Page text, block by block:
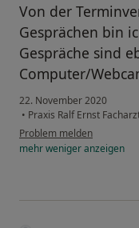
Von der
Gesprächen bin
Gespräche sind
Computer/
22. November 2020
• Praxis Ralf Ernst
Problem melden
mehrwenigeranzeigen